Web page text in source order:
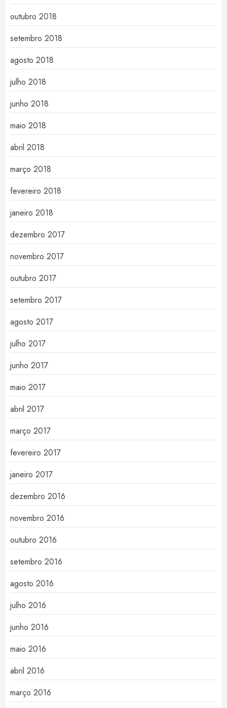
outubro 2018
setembro 2018
agosto 2018
julho 2018
junho 2018
maio 2018
abril 2018
março 2018
fevereiro 2018
janeiro 2018
dezembro 2017
novembro 2017
outubro 2017
setembro 2017
agosto 2017
julho 2017
junho 2017
maio 2017
abril 2017
março 2017
fevereiro 2017
janeiro 2017
dezembro 2016
novembro 2016
outubro 2016
setembro 2016
agosto 2016
julho 2016
junho 2016
maio 2016
abril 2016
março 2016